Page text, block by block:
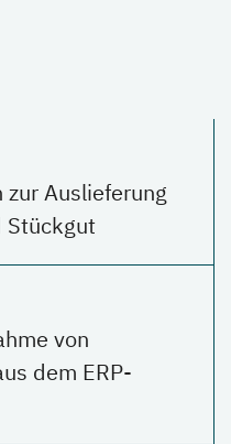
Auslieferung
Stückgut
von
dem ERP-